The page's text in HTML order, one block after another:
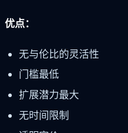
优点：
无与伦比的灵活性
门槛最低
扩展潜力最大
无时间限制